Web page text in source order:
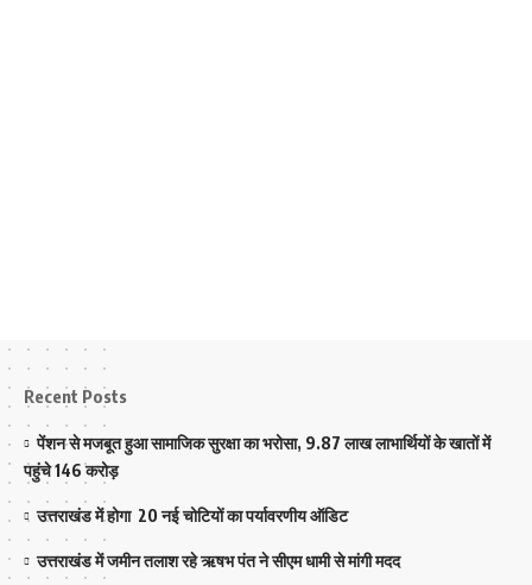
Recent Posts
पेंशन से मजबूत हुआ सामाजिक सुरक्षा का भरोसा, 9.87 लाख लाभार्थियों के खातों में
पहुंचे 146 करोड़
उत्तराखंड में होगा 20 नई चोटियों का पर्यावरणीय ऑडिट
उत्तराखंड में जमीन तलाश रहे ऋषभ पंत ने सीएम धामी से मांगी मदद